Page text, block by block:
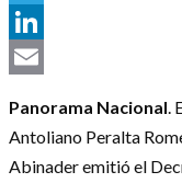
Telegram
LinkedIn
Panorama Nacional
Antoliano Peralta
Abinader emitió el